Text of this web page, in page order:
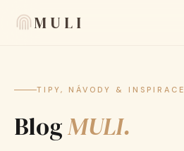
MULI
Funkce
Hodnocení
TIPY, NÁVODY & INSPIRACE
BlogMULI.